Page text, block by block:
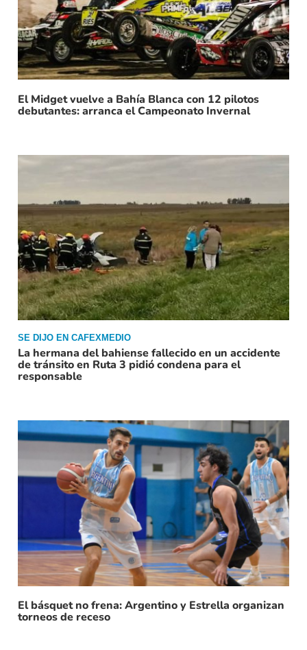
El Midget vuelve a Bahía Blanca con 12 pilotos
debutantes: arranca el Campeonato Invernal
SE DIJO EN CAFEXMEDIO
La hermana del bahiense fallecido en un accidente
de tránsito en Ruta 3 pidió condena para el
responsable
El básquet no frena: Argentino y Estrella organizan
torneos de receso